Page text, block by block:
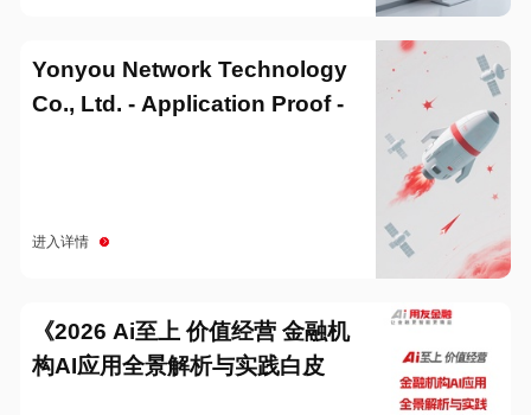
Yonyou Network Technology
Co., Ltd. - Application Proof -
进入详情
《2026 Ai至上 价值经营 金融机
构AI应用全景解析与实践白皮